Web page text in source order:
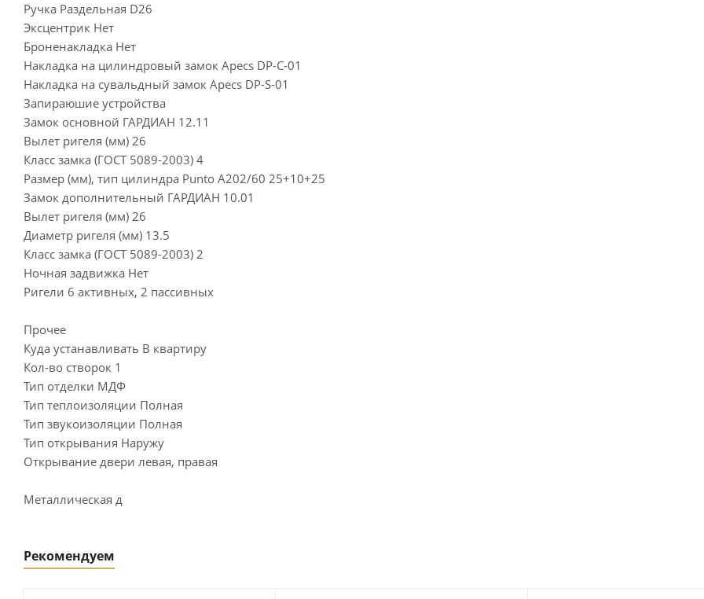
Ручка Раздельная D26
Эксцентрик Нет
Броненакладка Нет
Накладка на цилиндровый замок Apecs DP-C-01
Накладка на сувальдный замок Apecs DP-S-01
Запираюшие устройства
Замок основной ГАРДИАН 12.11
Вылет ригеля (мм) 26
Класс замка (ГОСТ 5089-2003) 4
Размер (мм), тип цилиндра Punto A202/60 25+10+25
Замок дополнительный ГАРДИАН 10.01
Вылет ригеля (мм) 26
Диаметр ригеля (мм) 13.5
Класс замка (ГОСТ 5089-2003) 2
Ночная задвижка Нет
Ригели 6 активных, 2 пассивных
Прочее
Куда устанавливать В квартиру
Кол-во створок 1
Тип отделки МДФ
Тип теплоизоляции Полная
Тип звукоизоляции Полная
Тип открывания Наружу
Открывание двери левая, правая
Металлическая д
Рекомендуем